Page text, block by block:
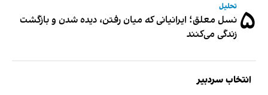
۵ تحلیل
نسل معلق؛ ایرانیانی که میان رفتن، دیده شدن و بازگشت
زندگی می‌کنند
انتخاب سردبیر